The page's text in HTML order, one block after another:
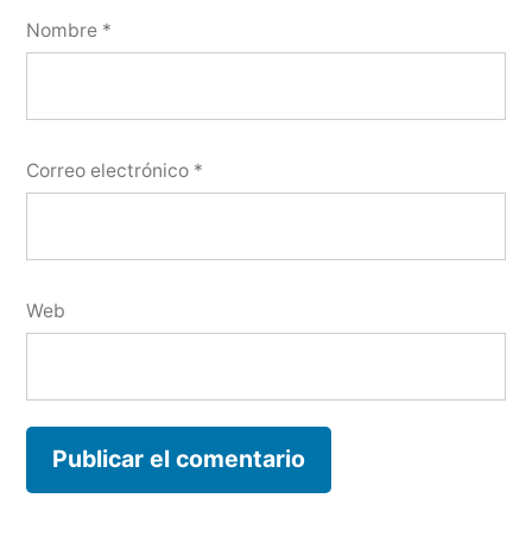
Nombre *
Correo electrónico *
Web